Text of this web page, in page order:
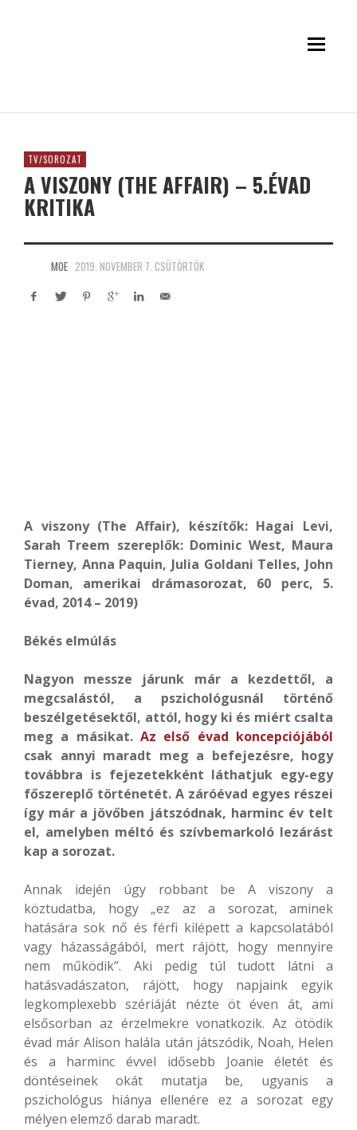
TV/SOROZAT
A VISZONY (THE AFFAIR) – 5.ÉVAD
KRITIKA
MOE 2019. NOVEMBER 7. CSÜTÖRTÖK
A viszony (The Affair), készítők: Hagai Levi,
Sarah Treem szereplők: Dominic West, Maura
Tierney, Anna Paquin, Julia Goldani Telles, John
Doman, amerikai drámasorozat, 60 perc, 5.
évad, 2014 – 2019)
Békés elmúlás
Nagyon messze járunk már a kezdettől, a
megcsalástól, a pszichológusnál történő
beszélgetésektől, attól, hogy ki és miért csalta
meg a másikat. Az első évad koncepciójából
csak annyi maradt meg a befejezésre, hogy
továbbra is fejezetekként láthatjuk egy-egy
főszereplő történetét. A záróévad egyes részei
így már a jövőben játszódnak, harminc év telt
el, amelyben méltó és szívbemarkoló lezárást
kap a sorozat.
Annak idején úgy robbant be A viszony a
köztudatba, hogy „ez az a sorozat, aminek
hatására sok nő és férfi kilépett a kapcsolatából
vagy házasságából, mert rájött, hogy mennyire
nem működik”. Aki pedig túl tudott látni a
hatásvadászaton, rájött, hogy napjaink egyik
legkomplexebb szériáját nézte öt éven át, ami
elsősorban az érzelmekre vonatkozik. Az ötödik
évad már Alison halála után játszódik, Noah, Helen
és a harminc évvel idősebb Joanie életét és
döntéseinek okát mutatja be, ugyanis a
pszichológus hiánya ellenére ez a sorozat egy
mélyen elemző darab maradt.